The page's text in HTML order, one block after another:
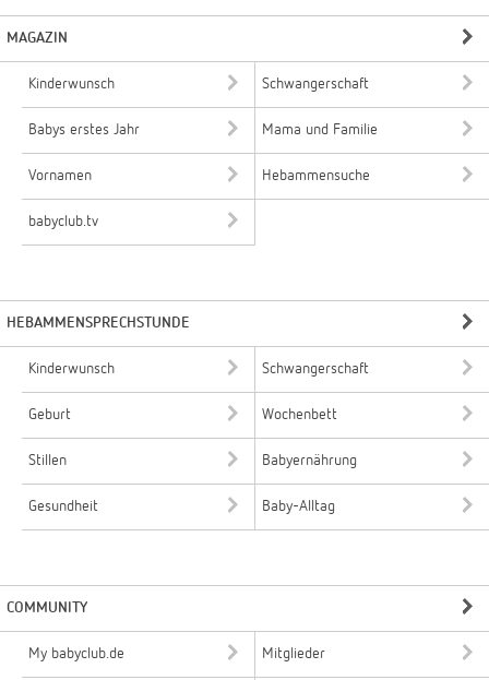
MAGAZIN
Kinderwunsch Schwangerschaft
Babys erstes Jahr Mama und Familie
Vornamen Hebammensuche
babyclub.tv
HEBAMMENSPRECHSTUNDE
Kinderwunsch Schwangerschaft
Geburt Wochenbett
Stillen Babyernährung
Gesundheit Baby-Alltag
COMMUNITY
My babyclub.de Mitglieder